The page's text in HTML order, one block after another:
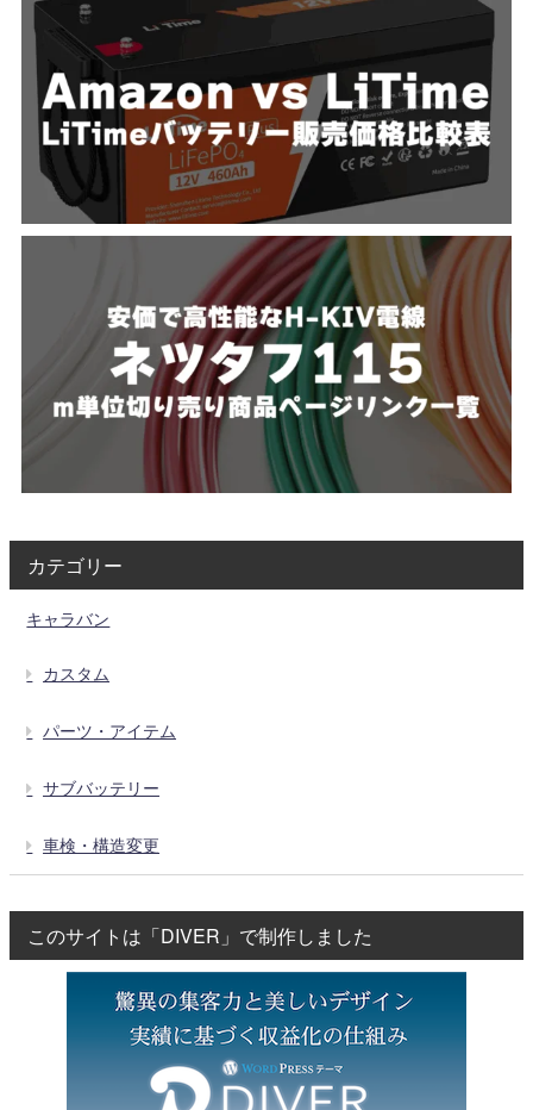
カテゴリー
キャラバン
カスタム
パーツ・アイテム
サブバッテリー
車検・構造変更
このサイトは「DIVER」で制作しました